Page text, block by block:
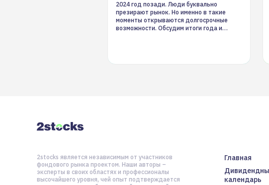
2024 год позади. Люди буквально
презирают рынок. Но именно в такие
моменты открываются долгосрочные
возможности. Обсудим итоги года и
Главная
календарь
2stocks является независимым от участников
фондового рынка проектом. Наши авторы –
эксперты в своих областях и профессионалы
высочайшего уровня, чей опыт подтверждается